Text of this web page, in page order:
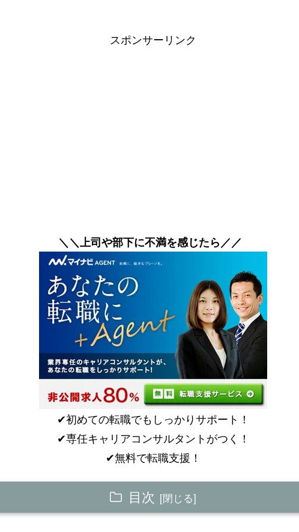
スポンサーリンク
＼＼上司や部下に不満を感じたら／／
✔︎初めての転職でもしっかりサポート！
✔︎専任キャリアコンサルタントがつく！
✔︎無料で転職支援！
目次